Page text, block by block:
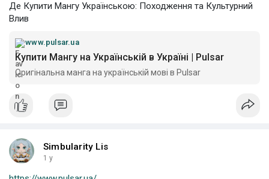
Де Купити Мангу Українською: Походження та Культурний
Влив
www.pulsar.ua
Купити Мангу на Українській в Україні | Pulsar
Оригінальна манга на українській мові в Pulsar
Simbularity Lis
1 y